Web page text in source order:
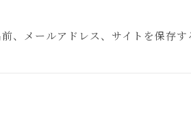
、メールアドレス、サイトを保存す